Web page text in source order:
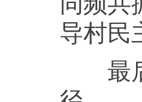
导村民
最后